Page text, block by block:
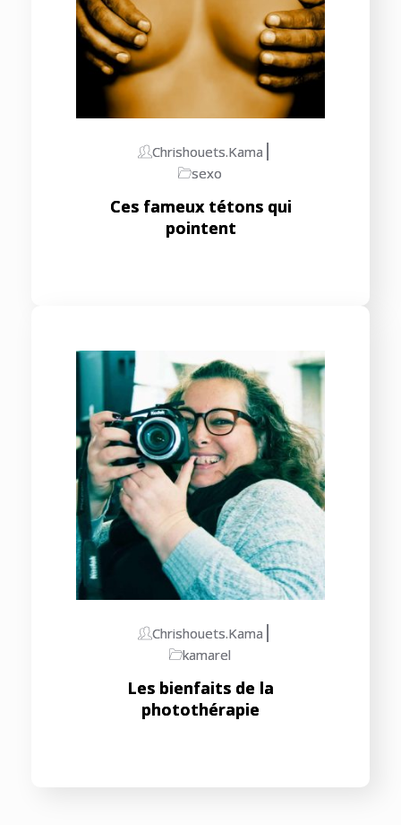
Chrishouets.kama
sexo
Ces fameux tétons qui
pointent
Chrishouets.kama
kamarel
Les bienfaits de la
photothérapie